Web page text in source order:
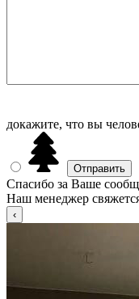
докажите, что вы
Спасибо за Ваше
Наш менеджер